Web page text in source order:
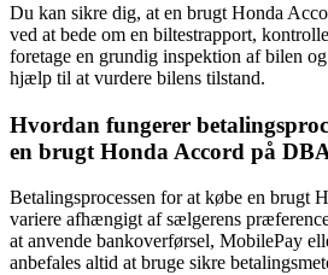
Du kan sikre dig, at en brugt Honda
ved at bede om en biltestrapport,
foretage en grundig inspektion af bilen
hjælp til at vurdere bilens tilstand.
Hvordan fungerer
en brugt Honda Accord på
Betalingsprocessen for at købe en brugt
variere afhængigt af sælgerens
at anvende bankoverførsel, MobilePay
anbefales altid at bruge sikre